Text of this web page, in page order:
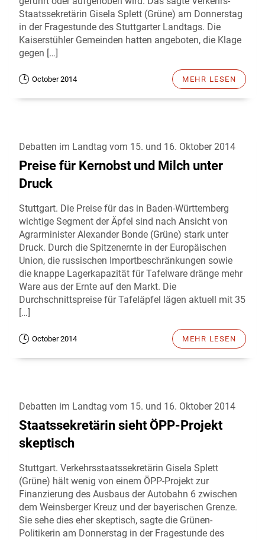
Staatssekretärin Gisela Splett (Grüne) am Donnerstag
in der Fragestunde des Stuttgarter Landtags. Die
Kaiserstühler Gemeinden hatten angeboten, die Klage
gegen […]
October 2014 MEHR LESEN
Debatten im Landtag vom 15. und 16. Oktober 2014
Preise für Kernobst und Milch unter
Druck
Stuttgart. Die Preise für das in Baden-Württemberg
wichtige Segment der Äpfel sind nach Ansicht von
Agrarminister Alexander Bonde (Grüne) stark unter
Druck. Durch die Spitzenernte in der Europäischen
Union, die russischen Importbeschränkungen sowie
die knappe Lagerkapazität für Tafelware dränge mehr
Ware aus der Ernte auf den Markt. Die
Durchschnittspreise für Tafeläpfel lägen aktuell mit 35
[…]
October 2014 MEHR LESEN
Debatten im Landtag vom 15. und 16. Oktober 2014
Staatssekretärin sieht ÖPP-Projekt
skeptisch
Stuttgart. Verkehrsstaatssekretärin Gisela Splett
(Grüne) hält wenig von einem ÖPP-Projekt zur
Finanzierung des Ausbaus der Autobahn 6 zwischen
dem Weinsberger Kreuz und der bayerischen Grenze.
Sie sehe dies eher skeptisch, sagte die Grünen-
Politikerin am Donnerstag in der Fragestunde des